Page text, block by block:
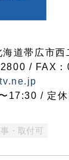
道帯広市西
/ FAX
17:30 / 定休
・取付可